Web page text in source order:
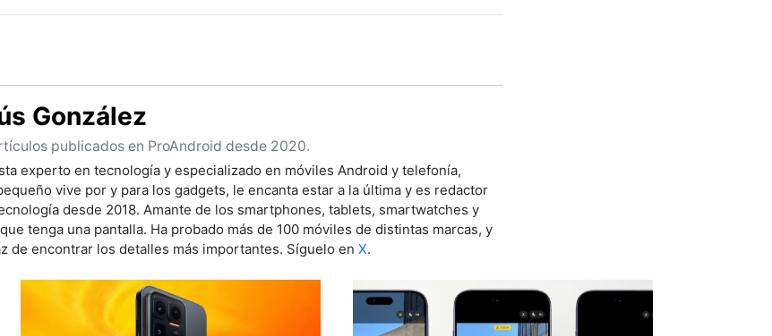
González
publicados en ProAndroid desde 2020.
experto en tecnología y especializado en móviles Android y telefonía,
vive por y para los gadgets, le encanta estar a la última y es redactor
desde 2018. Amante de los smartphones, tablets, smartwatches y
tenga una pantalla. Ha probado más de 100 móviles de distintas marcas, y
de encontrar los detalles más importantes. Síguelo enX.